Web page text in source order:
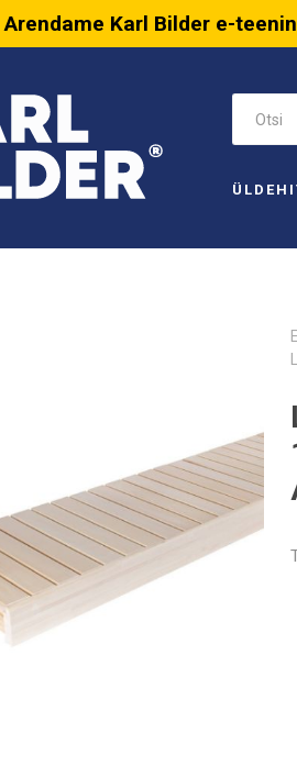
Arendame Karl Bilder e-